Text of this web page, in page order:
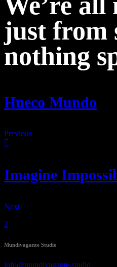
just from
nothing
Hueco Mundo
Previous
Imagine
Next
Mundivagante Studio
info@mundivagante.studio